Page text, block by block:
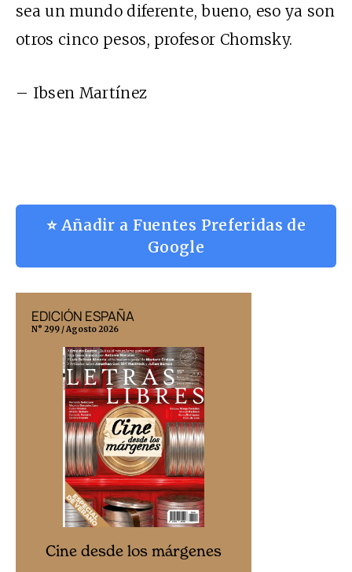
sea un mundo diferente, bueno, eso ya son
otros cinco pesos, profesor Chomsky.
– Ibsen Martínez
⭐ Añadir a Fuentes Preferidas de
Google
EDICIÓN ESPAÑA
N° 299 / Agosto 2026
Cine desde los márgenes